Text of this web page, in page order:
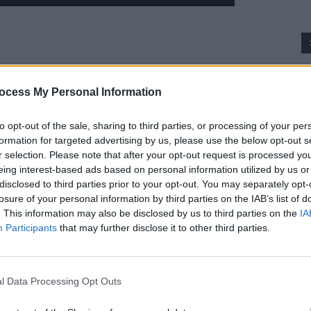
My Personal Information
opt-out of the sale, sharing to third parties, or processing of your
for targeted advertising by us, please use the below opt-out
selection. Please note that after your opt-out request is processed
interest-based ads based on personal information utilized by us
to third parties prior to your opt-out. You may separately
of your personal information by third parties on the IAB’s list of
This information may also be disclosed by us to third parties on the
Participants that may further disclose it to other third parties.
Data Processing Opt Outs
britanice în cursul zilei de duminică.
rusești în sectorul Vuhledar, din regiunea